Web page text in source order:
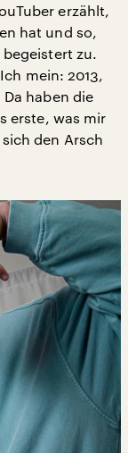
erzählt,
hat und so,
zu.
mein: 2013,
haben die
erste, was mir
den Arsch